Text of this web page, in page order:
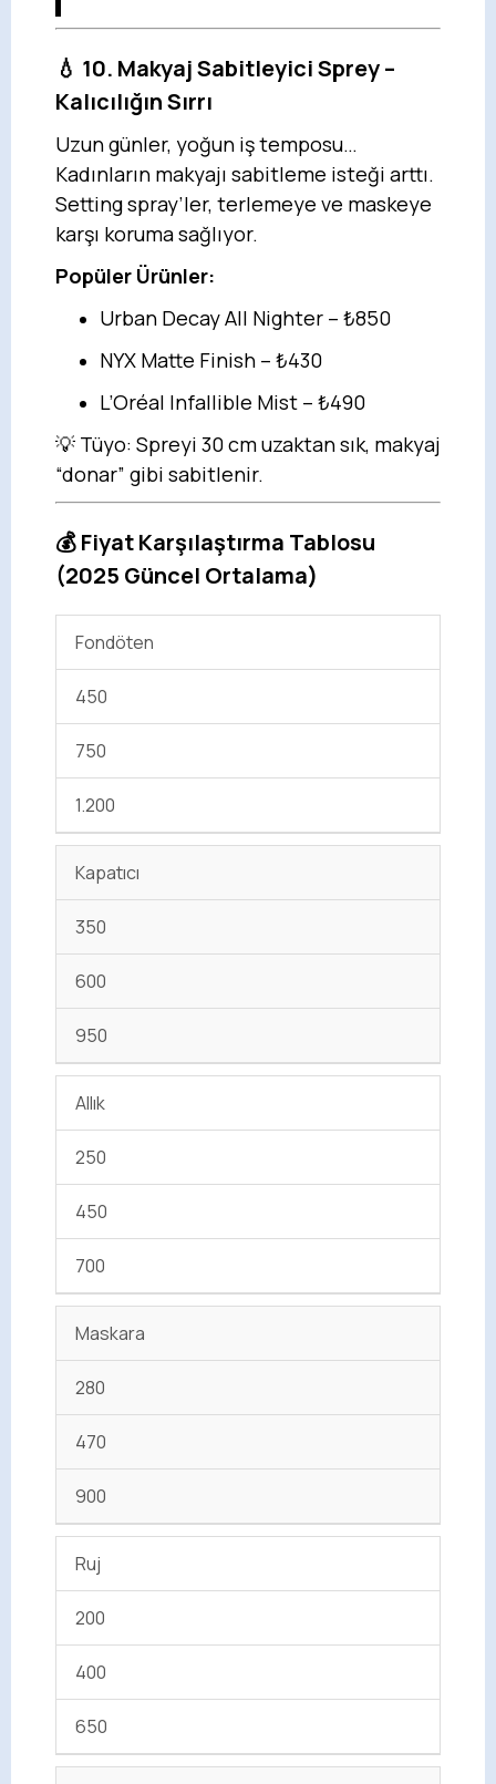
💧 10. Makyaj Sabitleyici Sprey –
Kalıcılığın Sırrı
Uzun günler, yoğun iş temposu…
Kadınların makyajı sabitleme isteği arttı.
Setting spray’ler, terlemeye ve maskeye
karşı koruma sağlıyor.
Popüler Ürünler:
Urban Decay All Nighter – ₺850
NYX Matte Finish – ₺430
L’Oréal Infallible Mist – ₺490
💡 Tüyo: Spreyi 30 cm uzaktan sık, makyaj
“donar” gibi sabitlenir.
💰 Fiyat Karşılaştırma Tablosu
(2025 Güncel Ortalama)
Fondöten
450
750
1.200
Kapatıcı
350
600
950
Allık
250
450
700
Maskara
280
470
900
Ruj
200
400
650